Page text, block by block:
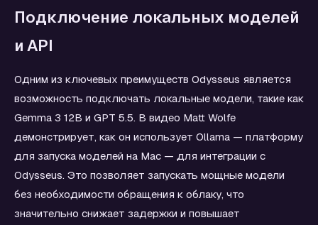
Подключение локальных моделей
и API
Одним из ключевых преимуществ Odysseus является
возможность подключать локальные модели, такие как
Gemma 3 12B и GPT 5.5. В видео Matt Wolfe
демонстрирует, как он использует Ollama — платформу
для запуска моделей на Mac — для интеграции с
Odysseus. Это позволяет запускать мощные модели
без необходимости обращения к облаку, что
значительно снижает задержки и повышает